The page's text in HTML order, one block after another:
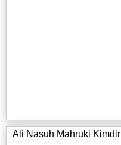
Ali Nasuh Mahruki Kimdir